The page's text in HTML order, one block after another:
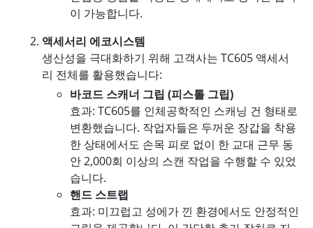
이 가능합니다.
액세서리 에코시스템
생산성을 극대화하기 위해 고객사는 TC605 액세서
리 전체를 활용했습니다:
바코드 스캐너 그립 (피스톨 그립)
효과: TC605를 인체공학적인 스캐닝 건 형태로
변환했습니다. 작업자들은 두꺼운 장갑을 착용
한 상태에서도 손목 피로 없이 한 교대 근무 동
안 2,000회 이상의 스캔 작업을 수행할 수 있었
습니다.
핸드 스트랩
효과: 미끄럽고 성에가 낀 환경에서도 안정적인